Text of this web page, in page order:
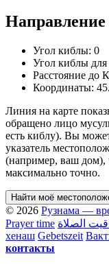
Угол киблы: 0
Угол киблы для
Расстояние до
Координаты:
Линия на карте
обращено лицо
есть киблу). Вы
указатель
(например, ваш дом),
максимально точно.
Найти моё
© 2026 Рузнама —
Prayer time الصلاة
хенаш Gebetszeit
контакты